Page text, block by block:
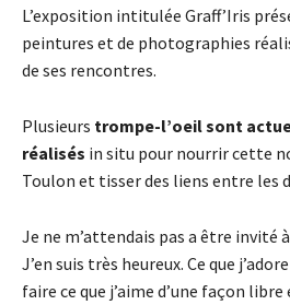
L’exposition intitulée Graff’Iris
peintures et de photographies
de ses rencontres.
Plusieurs trompe-l’oeil sont
réalisés in situ pour nourrir cette
Toulon et tisser des liens entre les
Je ne m’attendais pas a être
J’en suis très heureux. Ce que
faire ce que j’aime d’une façon